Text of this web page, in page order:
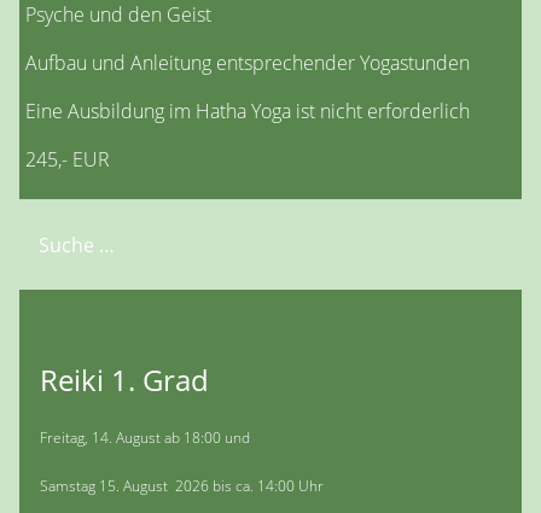
Psyche und den Geist
Aufbau und Anleitung entsprechender Yogastunden
Eine Ausbildung im Hatha Yoga ist nicht erforderlich
245,- EUR
Suchen
Reiki 1. Grad
Freitag, 14. August ab 18:00 und
Samstag 15. August 2026 bis ca. 14:00 Uhr